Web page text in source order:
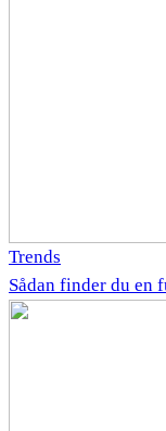
Trends
Sådan finder du en